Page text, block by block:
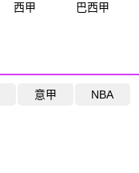
西甲 巴西甲
意甲 NBA